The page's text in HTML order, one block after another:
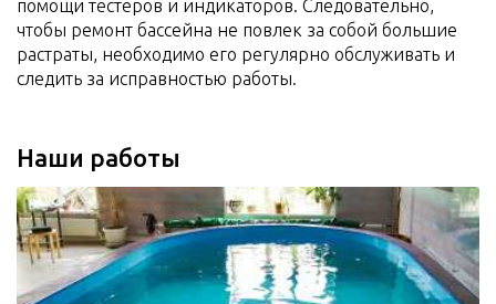
помощи тестеров и индикаторов. Следовательно,
чтобы ремонт бассейна не повлек за собой большие
растраты, необходимо его регулярно обслуживать и
следить за исправностью работы.
Наши работы